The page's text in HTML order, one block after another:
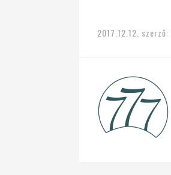
2017.12.12. szerző: